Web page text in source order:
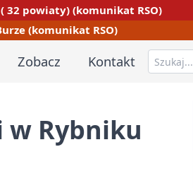
32 powiaty) (komunikat RSO)
(komunikat RSO)
Zobacz Kontakt
w Rybniku